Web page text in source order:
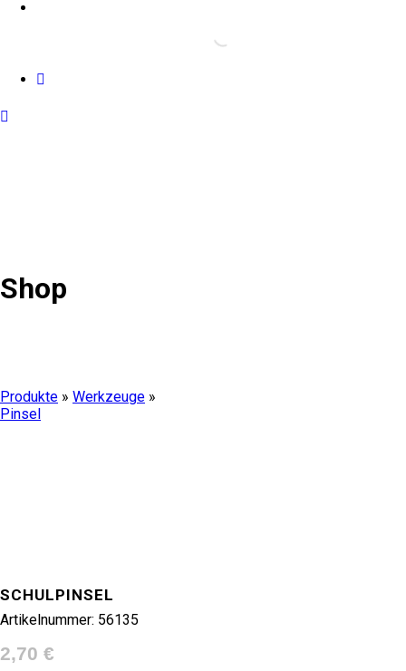
Shop
Produkte » Werkzeuge »
Pinsel
SCHULPINSEL
Artikelnummer: 56135
2,70 €